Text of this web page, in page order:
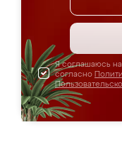
Я соглашаюсь
согласно